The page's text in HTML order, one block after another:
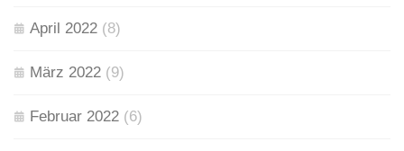
April 2022 (8)
März 2022 (9)
Februar 2022 (6)